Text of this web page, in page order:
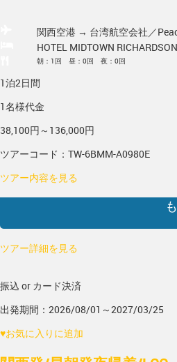
関西空港 → 台湾航空会社／
HOTEL MIDTOWN
朝：1回 昼：0回 夜：0回
1泊2日間
1名様代金
38,100円～136,000円
ツアーコード：TW-6BMM-A0980E
ツアー内容を見る
ツアー詳細を見る
振込 or カード決済
出発期間：2026/08/01～2027/03/25
♥お気に入りに追加